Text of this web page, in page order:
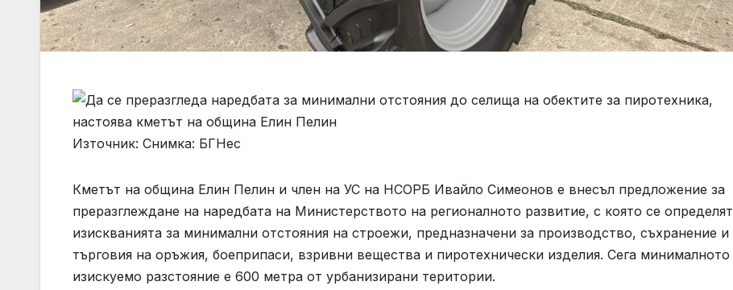
Източник: Снимка: БГНес
Кметът на община Елин Пелин и член на УС на НСОРБ Ивайло Симеонов е внесъл предложение за
преразглеждане на наредбата на Министерството на регионалното развитие, с която се определят
изискванията за минимални отстояния на строежи, предназначени за производство, съхранение и
търговия на оръжия, боеприпаси, взривни вещества и пиротехнически изделия. Сега минималното
изискуемо разстояние е 600 метра от урбанизирани територии.